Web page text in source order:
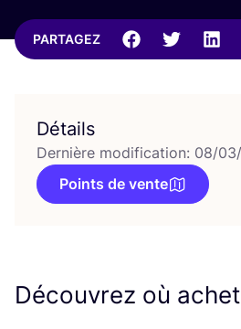
PARTAGEZ
Détails
Dernière modification: 08/
Points de vente
Découvrez où